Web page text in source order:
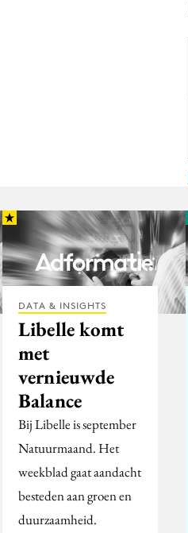
DATA & INSIGHTS
Libelle komt
met
vernieuwde
Balance
Bij Libelle is september
Natuurmaand. Het
weekblad gaat aandacht
besteden aan groen en
duurzaamheid.